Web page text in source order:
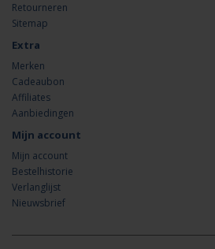
Retourneren
Sitemap
Extra
Merken
Cadeaubon
Affiliates
Aanbiedingen
Mijn account
Mijn account
Bestelhistorie
Verlanglijst
Nieuwsbrief